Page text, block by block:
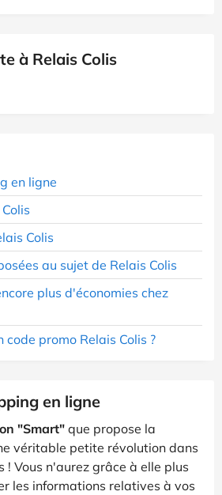
à Relais Colis
en ligne
Colis
au sujet de Relais Colis
plus d'économies chez
code promo Relais Colis ?
en ligne
"Smart" que propose la
véritable petite révolution dans
! Vous n'aurez grâce à elle plus
les informations relatives à vos